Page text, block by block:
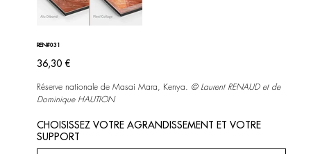
REN#031
Prix
36,30 €
Réserve nationale de Masai Mara, Kenya. © Laurent RENAUD et de
Dominique HAUTION
CHOISISSEZ VOTRE AGRANDISSEMENT ET VOTRE
SUPPORT